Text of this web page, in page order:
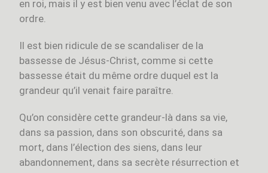
en roi, mais il y est bien venu avec l’éclat de son
ordre.
Il est bien ridicule de se scandaliser de la
bassesse de Jésus-Christ, comme si cette
bassesse était du même ordre duquel est la
grandeur qu’il venait faire paraître.
Qu’on considère cette grandeur‑là dans sa vie,
dans sa passion, dans son obscurité, dans sa
mort, dans l’élection des siens, dans leur
abandonnement, dans sa secrète résurrection et